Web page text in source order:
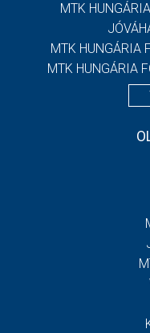
MTK
MTK HUNGÁRIA
MTK HUNGÁRIA